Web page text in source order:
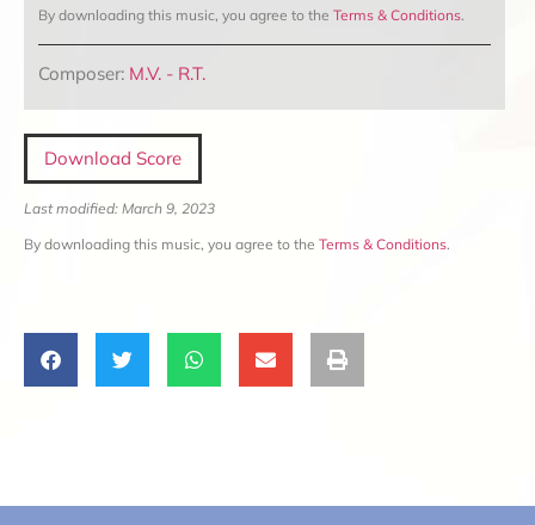
By downloading this music, you agree to the Terms & Conditions.
Composer: M.V. - R.T.
Download Score
Last modified: March 9, 2023
By downloading this music, you agree to the Terms & Conditions.